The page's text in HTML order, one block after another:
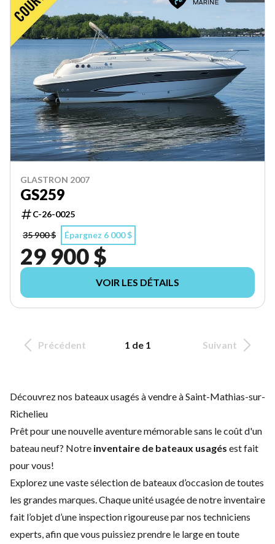
GLASTRON 2007
GS259
C-26-0025
35 900 $
Épargnez 6 000 $
29 900 $
VOIR LES DÉTAILS
Précédent 1 de 1 Suivant
Découvrez nos bateaux usagés à vendre à Saint-Mathias-sur-
Richelieu
Prêt pour une nouvelle aventure mémorable sans le coût d'un
bateau neuf? Notre inventaire de bateaux usagés est fait
pour vous!
Explorez une vaste sélection de bateaux d’occasion de toutes
les grandes marques. Chaque unité usagée de notre inventaire
fait l’objet d’une inspection rigoureuse par nos techniciens
experts, afin que vous puissiez prendre le large en toute